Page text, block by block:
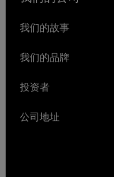
我们的故事
我们的品牌
投资者
公司地址